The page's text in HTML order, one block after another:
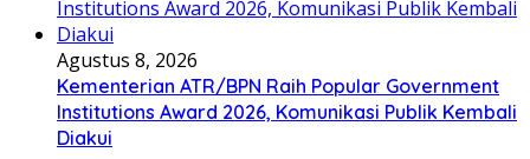
Agustus 8, 2026
Kementerian ATR/BPN Raih Popular Government
Institutions Award 2026, Komunikasi Publik Kembali
Diakui